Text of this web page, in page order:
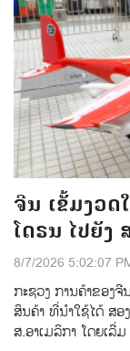
ຈີນ ເຂັ້ມງວ
ໂດຣນ ໄປຍັງ
8/7/2026 5:02:07
ກະຊວງ ການຄ້າຂອງ
ສິນຄ້າ ທີ່ນຳໃຊ້ໄດ້ ສ
ສ.ອາເມລິກາ ໂດຍເລີ່